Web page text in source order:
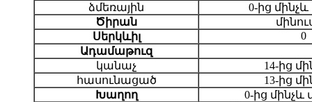
ձմեռային
0-ից մինչև
Ծիրան
Սերկևիլ
0
Ադամաթուզ
կանաչ
14-ից
հասունացած
13-ից
Խաղող
0-ից մինչև